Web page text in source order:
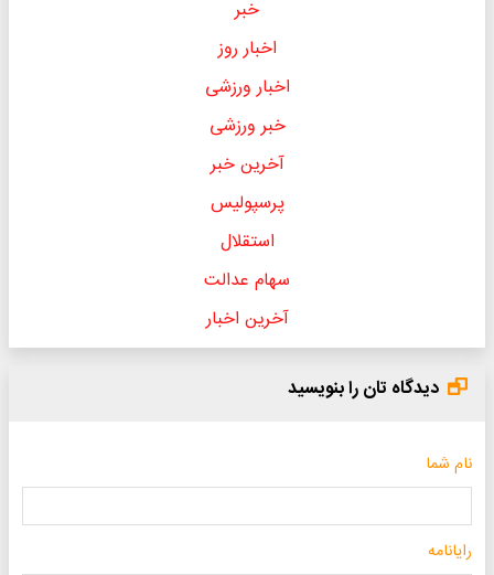
خبر
اخبار روز
اخبار ورزشی
خبر ورزشی
آخرین خبر
پرسپولیس
استقلال
سهام عدالت
آخرین اخبار
دیدگاه تان را بنویسید
نام شما
رایانامه